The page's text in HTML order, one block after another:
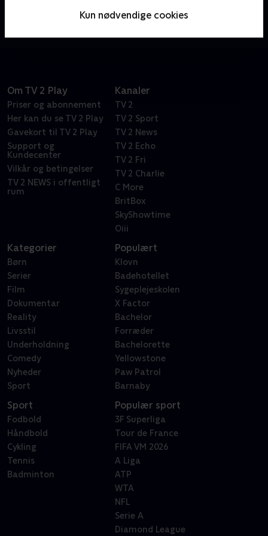
Kun nødvendige cookies
slippe af med al frygt ved at lege og fortælle dine
Om TV 2 Play
Priser og abonnement
Her kan du se TV 2 Play
Gavekort til TV 2 Play
Support og
Kundecenter
Vilkår og betingelser
TV 2 NEWS i offentligt
rum
Kanaler
TV 2
TV 2 Sport
TV 2 News
TV 2 Echo
TV 2 Fri
TV 2 Charlie
C More
BritBox
SkyShowtime
Oiii
Kategorier
Børn
Serier
Film
Dokumentar
Reality
Livsstil
Underholdning
Comedy
Nyheder
Sport
Populært
Klovn
Badehotellet
Sygeplejeskolen
X Factor
Bachelor
Forræder
Bachelorette
Yellowstone
Paw Patrol
Barnaby
Sport
Fodbold
Håndbold
Cykling
Tennis
Badminton
Populær sport
3F Superliga
Tour de France
FIFA VM 2026
A Liga
ATP
WTA
NFL
Serie A
Diamond League